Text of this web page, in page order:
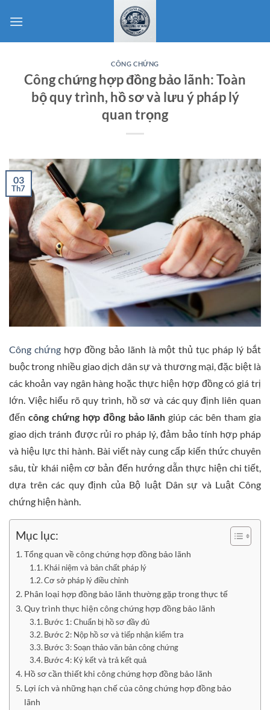
qua
CÔNG CHỨNG
Công chứng hợp đồng bảo lãnh: Toàn
bộ quy trình, hồ sơ và lưu ý pháp lý
quan trọng
03
Th7
Công chứnghợp đồng bảo lãnh là một thủ tục pháp lý bắt
buộc trong nhiều giao dịch dân sự và thương mại, đặc biệt là
các khoản vay ngân hàng hoặc thực hiện hợp đồng có giá trị
lớn. Việc hiểu rõ quy trình, hồ sơ và các quy định liên quan
đến công chứng hợp đồng bảo lãnh giúp các bên tham gia
giao dịch tránh được rủi ro pháp lý, đảm bảo tính hợp pháp
và hiệu lực thi hành. Bài viết này cung cấp kiến thức chuyên
sâu, từ khái niệm cơ bản đến hướng dẫn thực hiện chi tiết,
dựa trên các quy định của Bộ luật Dân sự và Luật Công
chứng hiện hành.
Mục lục:
Tổng quan về công chứng hợp đồng bảo lãnh
Khái niệm và bản chất pháp lý
Cơ sở pháp lý điều chỉnh
Phân loại hợp đồng bảo lãnh thường gặp trong thực tế
Quy trình thực hiện công chứng hợp đồng bảo lãnh
Bước 1: Chuẩn bị hồ sơ đầy đủ
Bước 2: Nộp hồ sơ và tiếp nhận kiểm tra
Bước 3: Soạn thảo văn bản công chứng
Bước 4: Ký kết và trả kết quả
Hồ sơ cần thiết khi công chứng hợp đồng bảo lãnh
Lợi ích và những hạn chế của công chứng hợp đồng bảo
lãnh